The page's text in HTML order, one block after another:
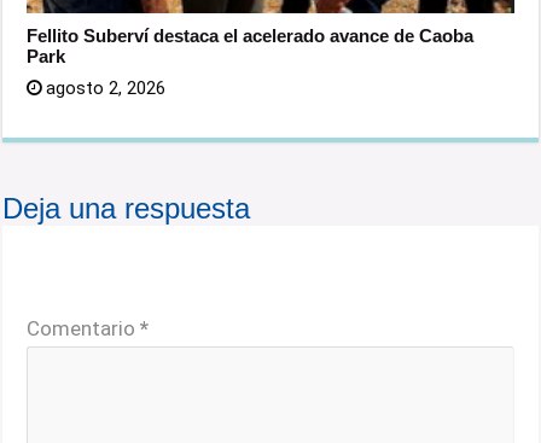
Fellito Suberví destaca el acelerado avance de Caoba
Park
agosto 2, 2026
Deja una respuesta
Comentario*